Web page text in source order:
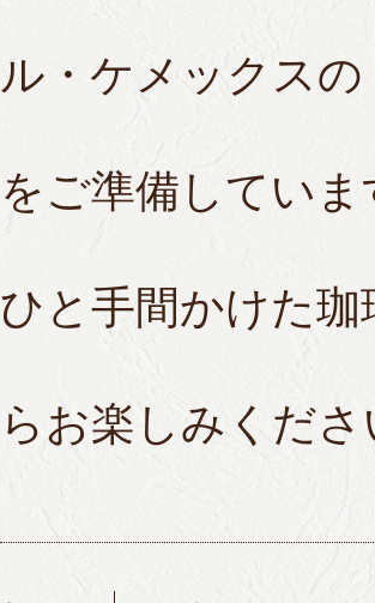
ル・ケメックス
をご準備していま
ひと手間かけた
らお楽しみくださ